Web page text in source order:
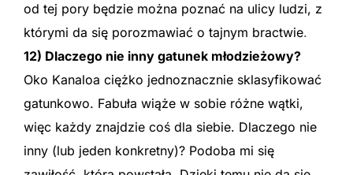
od tej pory będzie można poznać na ulicy ludzi, z
którymi da się porozmawiać o tajnym bractwie.
12) Dlaczego nie inny gatunek młodzieżowy?
Oko Kanaloa ciężko jednoznacznie sklasyfikować
gatunkowo. Fabuła wiąże w sobie różne wątki,
więc każdy znajdzie coś dla siebie. Dlaczego nie
inny (lub jeden konkretny)? Podoba mi się